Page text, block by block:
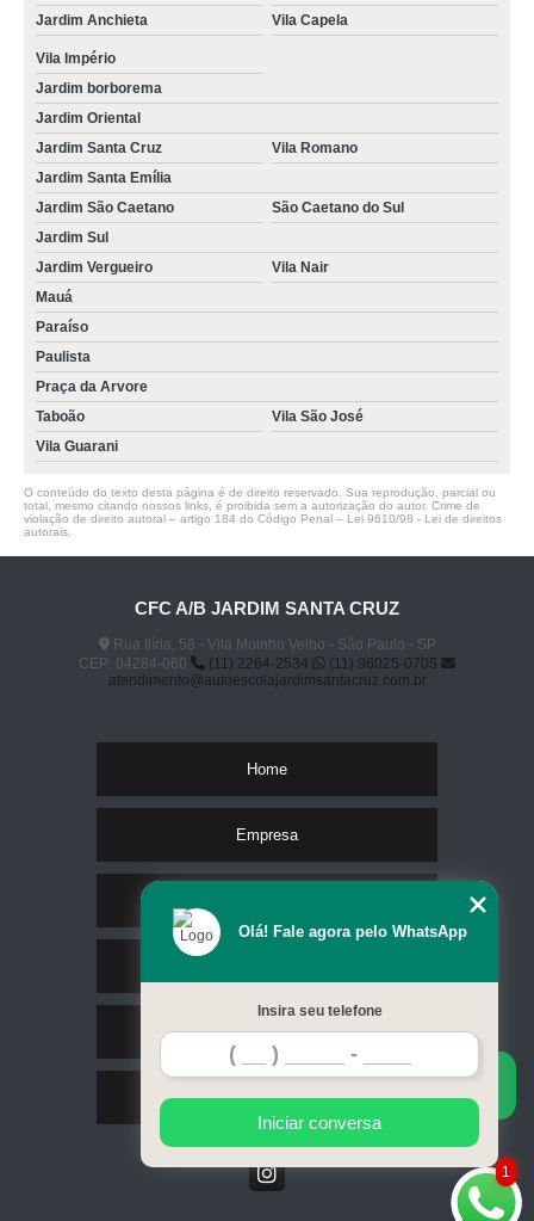
onde faz renovação de cnh Parque Bristol
onde fazer agendamento renovação cnh Vila Água Funda
renovação cnh bloqueada orçamento Itaim Bibi
renovação do cnh Chácara Klabin
onde fazer renovação de cnh Alto do Ipiranga
Jardim Anchieta
Vila Capela
Vila Império
Jardim borborema
Jardim Oriental
Jardim Santa Cruz
Vila Romano
Jardim Santa Emília
Jardim São Caetano
São Caetano do Sul
Jardim Sul
Jardim Vergueiro
Vila Nair
Mauá
Paraíso
Paulista
Praça da Arvore
Taboão
Vila São José
Vila Guarani
O conteúdo do texto desta página é de direito reservado. Sua reprodução, parcial ou
total, mesmo citando nossos links, é proibida sem a autorização do autor. Crime de
violação de direito autoral – artigo 184 do Código Penal – Lei 9610/98 - Lei de direitos
autorais
CFC A/B JARDIM SANTA CRUZ
Rua Ilíria, 58 - Vila Moinho Velho - São Paulo - SP
CEP: 04284-060
(11) 2264-2534
(11) 96025-0705
atendimento@autoescolajardimsantacruz.com.br
Home
Empresa
Contato
Mapa do site
1
Olá! Fale agora pelo WhatsApp
Insira seu telefone
Iniciar conversa